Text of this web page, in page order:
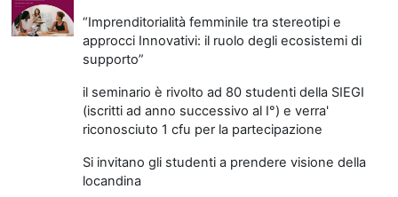
“Imprenditorialità femminile tra stereotipi e
approcci Innovativi: il ruolo degli ecosistemi di
supporto”
il seminario è rivolto ad 80 studenti della SIEGI
(iscritti ad anno successivo al I°) e verra'
riconosciuto 1 cfu per la partecipazione
Si invitano gli studenti a prendere visione della
locandina